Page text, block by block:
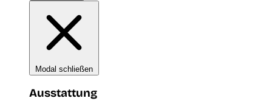
Modal schließen
Ausstattung